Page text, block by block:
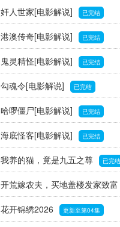
奸人世家[电影解说] 已完结
港澳传奇[电影解说] 已完结
鬼灵精怪[电影解说] 已完结
勾魂令[电影解说] 已完结
哈啰僵尸[电影解说] 已完结
海底怪客[电影解说] 已完结
我养的猫，竟是九五之尊 已完结
开荒嫁农夫，买地盖楼发家致富
花开锦绣2026 更新至第04集